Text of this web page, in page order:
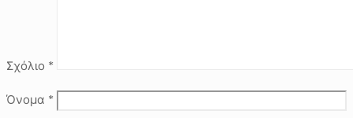
Σχόλιο *
Όνομα *